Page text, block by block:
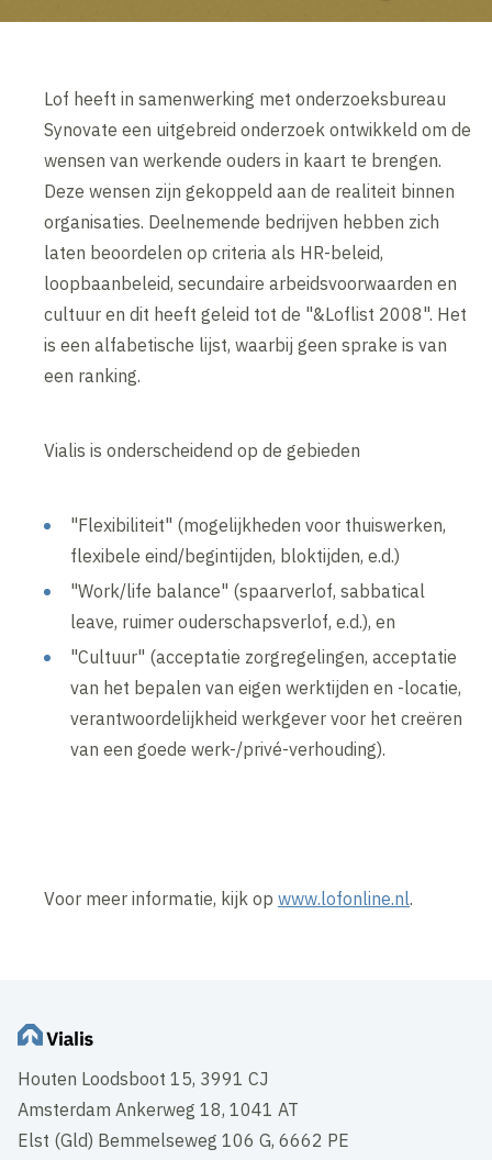
Lof heeft in samenwerking met onderzoeksbureau
Synovate een uitgebreid onderzoek ontwikkeld om de
wensen van werkende ouders in kaart te brengen.
Deze wensen zijn gekoppeld aan de realiteit binnen
organisaties. Deelnemende bedrijven hebben zich
laten beoordelen op criteria als HR-beleid,
loopbaanbeleid, secundaire arbeidsvoorwaarden en
cultuur en dit heeft geleid tot de "&Loflist 2008". Het
is een alfabetische lijst, waarbij geen sprake is van
een ranking.
Vialis is onderscheidend op de gebieden
"Flexibiliteit" (mogelijkheden voor thuiswerken,
flexibele eind/begintijden, bloktijden, e.d.)
"Work/life balance" (spaarverlof, sabbatical
leave, ruimer ouderschapsverlof, e.d.), en
"Cultuur" (acceptatie zorgregelingen, acceptatie
van het bepalen van eigen werktijden en -locatie,
verantwoordelijkheid werkgever voor het creëren
van een goede werk-/privé-verhouding).
Voor meer informatie, kijk opwww.lofonline.nl.
Houten Loodsboot 15, 3991 CJ
Amsterdam Ankerweg 18, 1041 AT
Elst (Gld) Bemmelseweg 106 G, 6662 PE